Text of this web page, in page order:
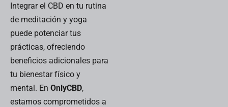
Integrar el CBD en tu rutina
de meditación y yoga
puede potenciar tus
prácticas, ofreciendo
beneficios adicionales para
tu bienestar físico y
mental. En OnlyCBD,
estamos comprometidos a